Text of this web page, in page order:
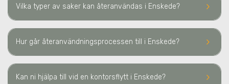
keyboard_arrow_right
Vilka typer av saker kan återanvändas i Enskede?
keyboard_arrow_right
Hur går återanvändningsprocessen till i Enskede?
keyboard_arrow_right
Kan ni hjälpa till vid en kontorsflytt i Enskede?